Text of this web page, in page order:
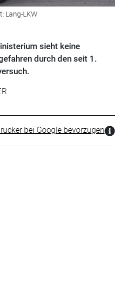
Lang-LKW
sieht keine
durch den seit 1.
bei Google bevorzugen